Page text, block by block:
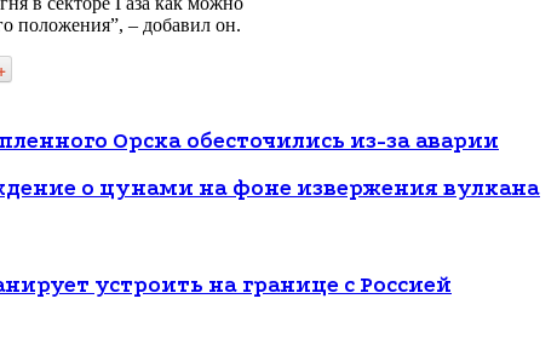
положения”, – добавил он.
Орска обесточились из-за аварии
о цунами на фоне извержения вулкана
устроить на границе с Россией